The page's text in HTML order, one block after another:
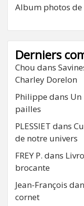
Album photos de
Derniers
Chou dans
Charley Dorelon
Philippe dans Un
pailles
PLESSIET dans
de notre univers
FREY P. dans
brocante
Jean-François
cornet